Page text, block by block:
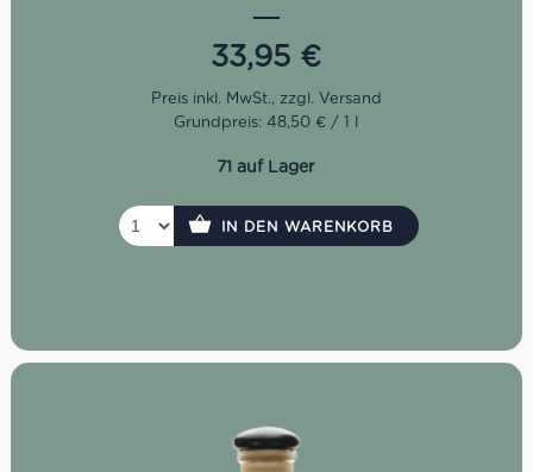
erhält. Das Mundgefühl ist weich und rund sowie lange
33,95 €
Grundpreis: 48,50 € / 1 l
71 auf Lager
IN DEN WARENKORB